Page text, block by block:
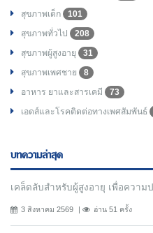
สุขภาพเด็ก
101
สุขภาพทั่วไป
208
สุขภาพผู้สูงอายุ
31
สุขภาพเพศชาย
8
อาหาร ยาและสารเคมี
73
เอดส์และโรคติดต่อทางเพศสัมพันธ์
บทความล่าสุด
เคล็ดลับสำหรับผู้สูงอายุ เพื่อความ
3 สิงหาคม 2569 อ่าน 51 ครั้ง